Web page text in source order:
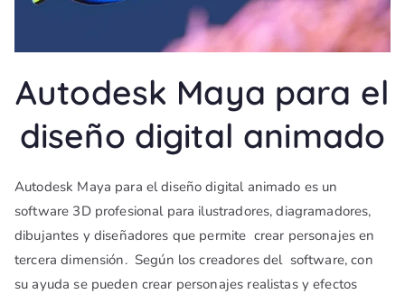
Autodesk Maya para el
diseño digital animado
Autodesk Maya para el diseño digital animado es un
software 3D profesional para ilustradores, diagramadores,
dibujantes y diseñadores que permite crear personajes en
tercera dimensión. Según los creadores del software, con
su ayuda se pueden crear personajes realistas y efectos